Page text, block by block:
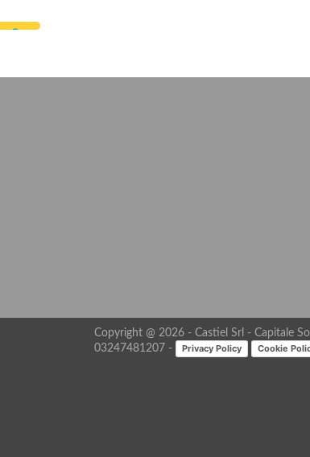
Copyright @ 2026 - Castiel Srl - Capitale
03247481207 -
Privacy Policy Cookie